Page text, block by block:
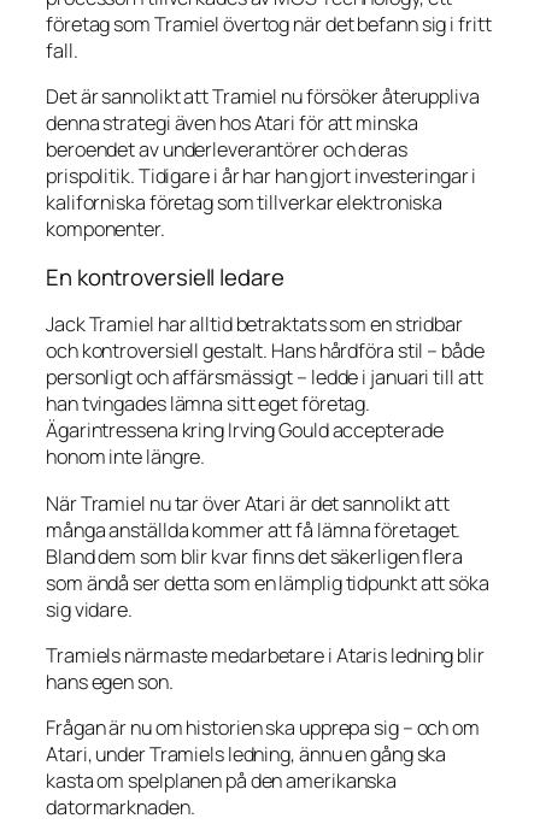
företag som Tramiel övertog när det befann sig i fritt
fall.
Det är sannolikt att Tramiel nu försöker återuppliva
denna strategi även hos Atari för att minska
beroendet av underleverantörer och deras
prispolitik. Tidigare i år har han gjort investeringar i
kaliforniska företag som tillverkar elektroniska
komponenter.
En kontroversiell ledare
Jack Tramiel har alltid betraktats som en stridbar
och kontroversiell gestalt. Hans hårdföra stil – både
personligt och affärsmässigt – ledde i januari till att
han tvingades lämna sitt eget företag.
Ägarintressena kring Irving Gould accepterade
honom inte längre.
När Tramiel nu tar över Atari är det sannolikt att
många anställda kommer att få lämna företaget.
Bland dem som blir kvar finns det säkerligen flera
som ändå ser detta som en lämplig tidpunkt att söka
sig vidare.
Tramiels närmaste medarbetare i Ataris ledning blir
hans egen son.
Frågan är nu om historien ska upprepa sig – och om
Atari, under Tramiels ledning, ännu en gång ska
kasta om spelplanen på den amerikanska
datormarknaden.